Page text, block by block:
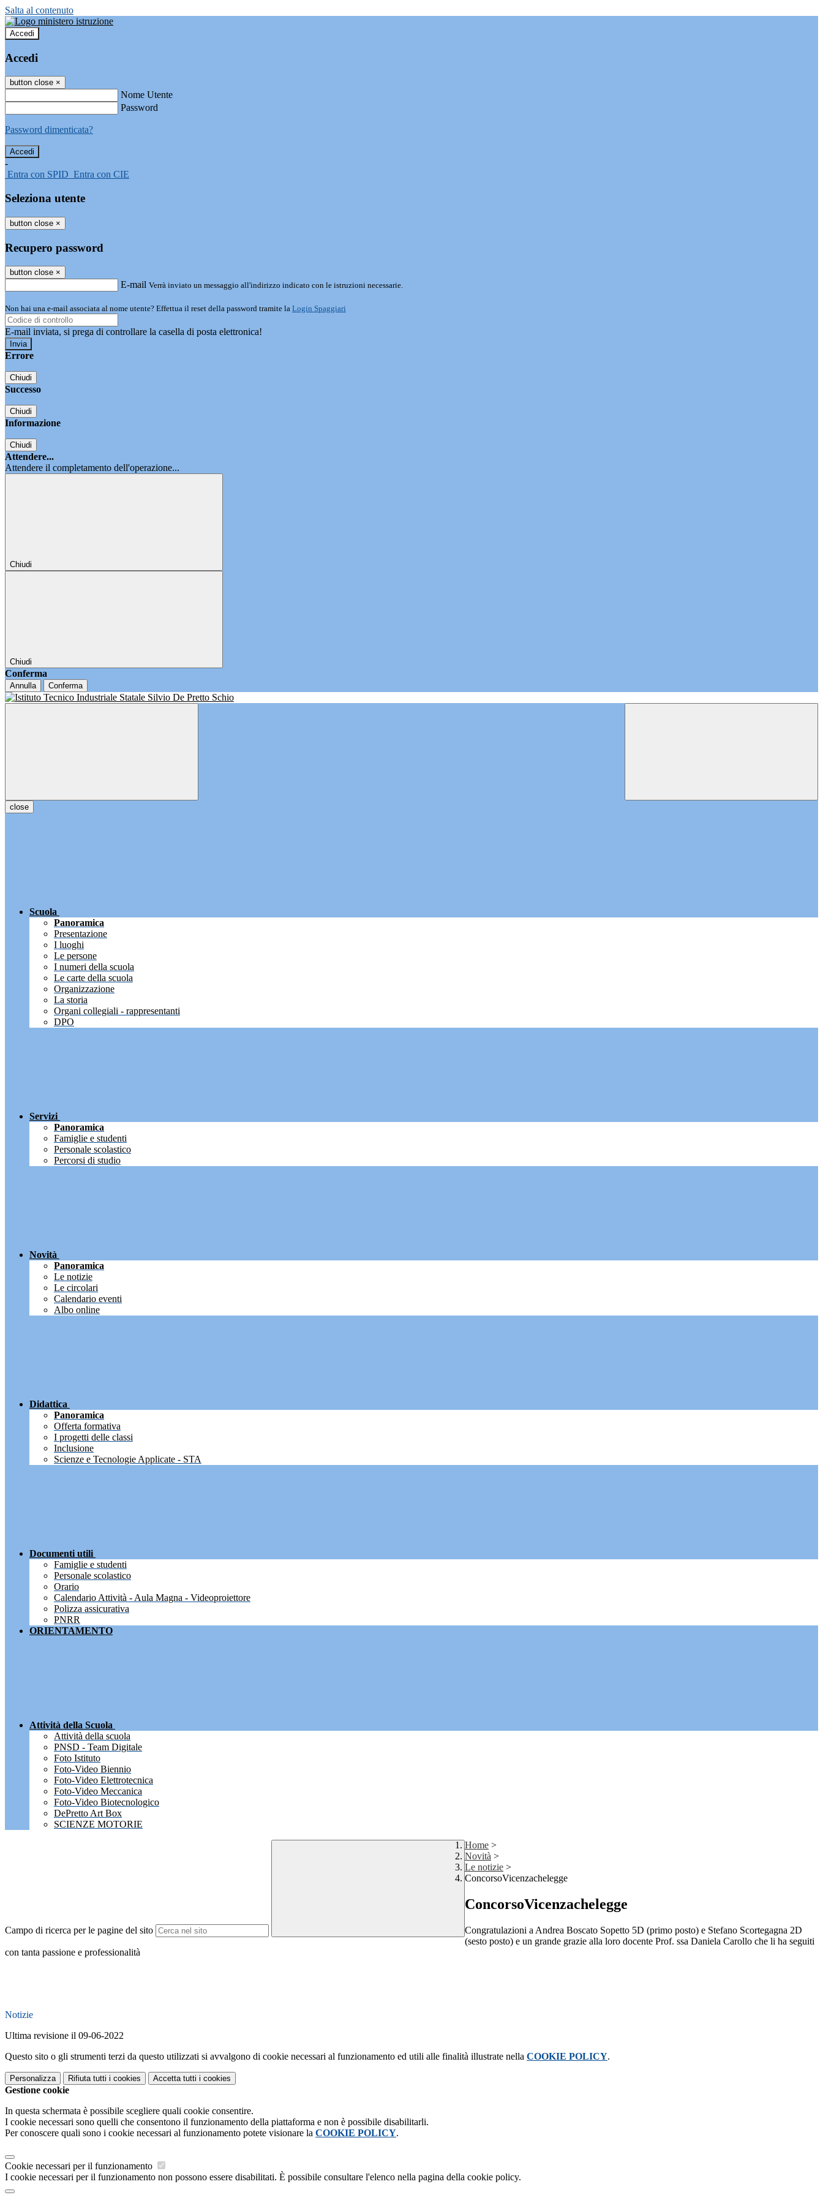
Salta al contenuto
Accedi
Accedi
button close ×
Nome Utente
Password
Password dimenticata?
-
Entra con SPID Entra con CIE
Seleziona utente
button close ×
Recupero password
button close ×
E-mail Verrà inviato un messaggio all'indirizzo indicato con le istruzioni necessarie.
Non hai una e-mail associata al nome utente? Effettua il reset della password tramite la Login Spaggiari
E-mail inviata, si prega di controllare la casella di posta elettronica!
Errore
Chiudi
Successo
Chiudi
Informazione
Chiudi
Attendere...
Attendere il completamento dell'operazione...
Chiudi
Chiudi
Conferma
Annulla Conferma
close
Scuola
Panoramica
Presentazione
I luoghi
Le persone
I numeri della scuola
Le carte della scuola
Organizzazione
La storia
Organi collegiali - rappresentanti
DPO
Servizi
Panoramica
Famiglie e studenti
Personale scolastico
Percorsi di studio
Novità
Panoramica
Le notizie
Le circolari
Calendario eventi
Albo online
Didattica
Panoramica
Offerta formativa
I progetti delle classi
Inclusione
Scienze e Tecnologie Applicate - STA
Documenti utili
Famiglie e studenti
Personale scolastico
Orario
Calendario Attività - Aula Magna - Videoproiettore
Polizza assicurativa
PNRR
ORIENTAMENTO
Attività della Scuola
Attività della scuola
PNSD - Team Digitale
Foto Istituto
Foto-Video Biennio
Foto-Video Elettrotecnica
Foto-Video Meccanica
Foto-Video Biotecnologico
DePretto Art Box
SCIENZE MOTORIE
Campo di ricerca per le pagine del sito
Home >
Novità >
Le notizie >
ConcorsoVicenzachelegge
ConcorsoVicenzachelegge
Congratulazioni a Andrea Boscato Sopetto 5D (primo posto) e Stefano Scortegagna 2D
(sesto posto) e un grande grazie alla loro docente Prof. ssa Daniela Carollo che li ha seguiti
con tanta passione e professionalità
Notizie
Ultima revisione il 09-06-2022
Questo sito o gli strumenti terzi da questo utilizzati si avvalgono di cookie necessari al funzionamento ed utili alle finalità illustrate nella COOKIE POLICY.
Personalizza Rifiuta tutti i cookies Accetta tutti i cookies
Gestione cookie
In questa schermata è possibile scegliere quali cookie consentire.
I cookie necessari sono quelli che consentono il funzionamento della piattaforma e non è possibile disabilitarli.
Per conoscere quali sono i cookie necessari al funzionamento potete visionare la COOKIE POLICY.
Cookie necessari per il funzionamento
I cookie necessari per il funzionamento non possono essere disabilitati. È possibile consultare l'elenco nella pagina della cookie policy.